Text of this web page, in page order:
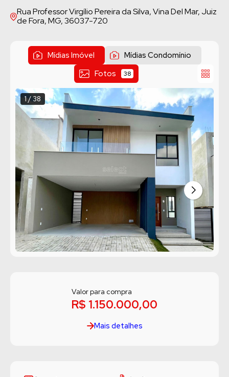
Rua Professor Virgílio Pereira da Silva, Vina Del Mar, Juiz
de Fora, MG, 36037-720
Mídias Imóvel
Mídias Condomínio
Fotos
38
1 / 38
Valor para compra
R$ 1.150.000,00
Mais detalhes